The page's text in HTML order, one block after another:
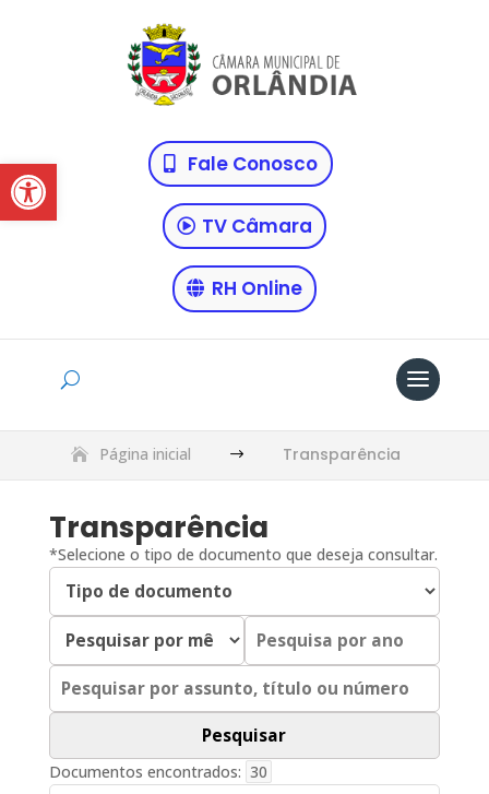
Abrir a barra de ferramentasFale Conosco
TV Câmara
RH Online
Página inicial $ Transparência
Transparência
*Selecione o tipo de documento que deseja consultar.
Documentos encontrados: 30